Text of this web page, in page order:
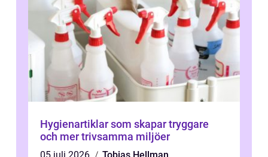
Hygienartiklar som skapar tryggare
och mer trivsamma miljöer